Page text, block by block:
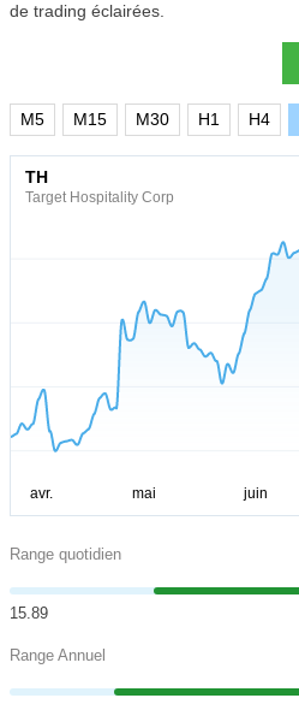
de trading éclairées.
M5 M15 M30 H1 H4
TH
Target Hospitality Corp
Range quotidien
15.89
Range Annuel